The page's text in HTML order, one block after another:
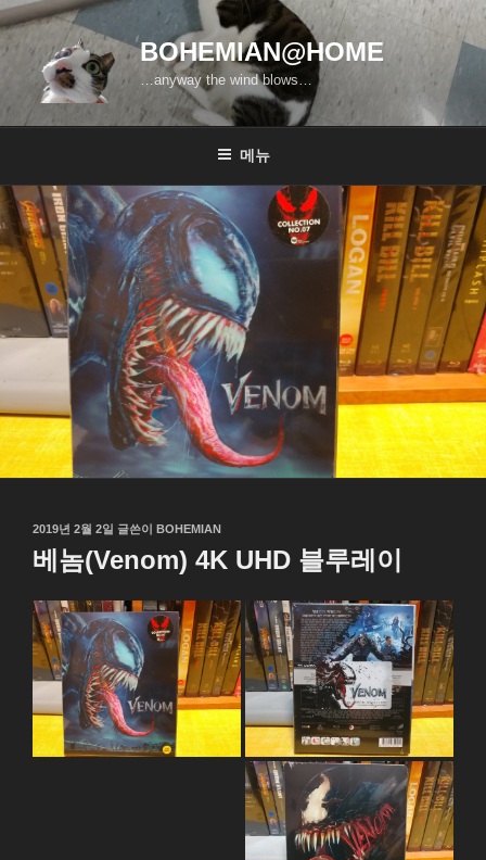
콘
텐
바
기
BOHEMIAN@HOME
…anyway the wind blows…
메뉴
작
일
2019년 2월 2일 글쓴이 BOHEMIAN
베놈(Venom) 4K UHD 블루레이